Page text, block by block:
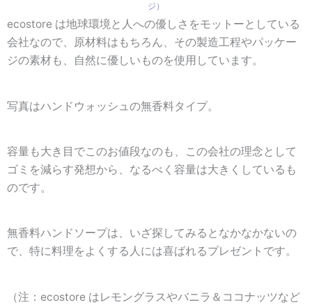
ジ）
ecostore は地球環境と人への優しさをモットーとしている
会社なので、原材料はもちろん、その製造工程やパッケー
ジの素材も、自然に優しいものを使用しています。
写真はハンドウォッシュの無香料タイプ。
容量も大き目でこのお値段なのも、この会社の理念として
ゴミを減らす発想から、なるべく容量は大きくしているも
のです。
無香料ハンドソープは、いざ探してみるとなかなかないの
で、特に料理をよくする人には喜ばれるプレゼントです。
（注：ecostore はレモングラスやバニラ＆ココナッツなど